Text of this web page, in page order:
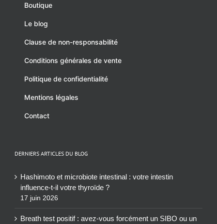
Boutique
Le blog
Clause de non-responsabilité
Conditions générales de vente
Politique de confidentialité
Mentions légales
Contact
DERNIERS ARTICLES DU BLOG
Hashimoto et microbiote intestinal : votre intestin
influence-t-il votre thyroïde ?
17 juin 2026
Breath test positif : avez-vous forcément un SIBO ou un